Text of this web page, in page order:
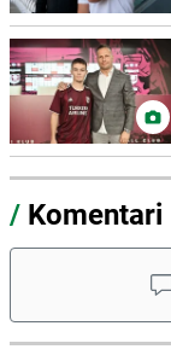
/ Komentari